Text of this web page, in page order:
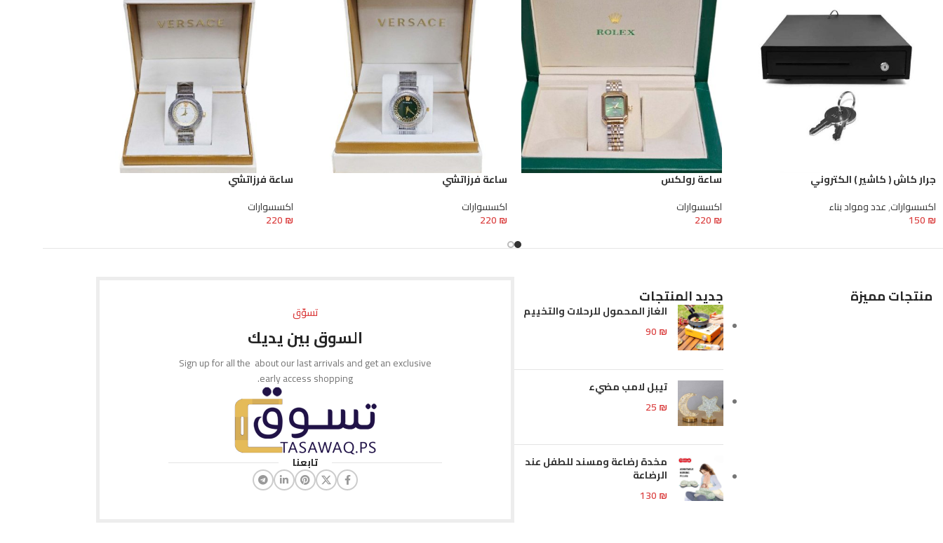
جرار كاش ( كاشير ) الكتروني
اكسسوارات,عدد ومواد بناء
150₪
إضافة إلى السلة
ساعة رولكس
اكسسوارات
220₪
إضافة إلى السلة
ساعة فرزاتشي
اكسسوارات
220₪
إضافة إلى السلة
ساعة فرزاتشي
اكسسوارات
220₪
إضافة إلى السلة إضافة إلى السلة
منتجات مميزة جديد المنتجات
الغاز المحمول للرحلات والتخييم
90₪
تيبل لامب مضيء
25₪
مخدة رضاعة ومسند للطفل عند
الرضاعة
130₪
تسوّق
السوق بين يديك
Sign up for all the about our last arrivals and get an exclusive
early access shopping.
تابعنا